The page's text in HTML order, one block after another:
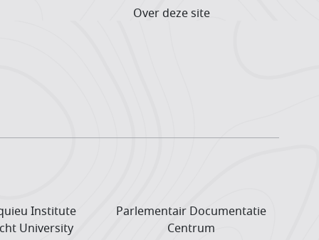
Over deze site
Institute
University
Parlementair Documentatie
Centrum